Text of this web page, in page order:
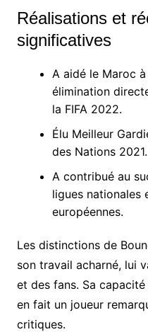
Réalisations et
significatives
A aidé le Maroc
élimination
la FIFA 2022.
Élu Meilleur
des Nations 2021.
A contribué au
ligues nationales
européennes.
Les distinctions de
son travail acharné, lui
et des fans. Sa
en fait un joueur
critiques.